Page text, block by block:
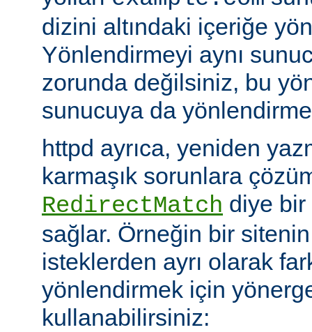
dizini altındaki içeriğe
Yönlendirmeyi aynı
zorunda değilsiniz, bu
sunucuya da
httpd ayrıca, yeniden
karmaşık sorunlara
RedirectMatch diye
sağlar. Örneğin bir
isteklerden ayrı olarak
yönlendirmek için
kullanabilirsiniz: